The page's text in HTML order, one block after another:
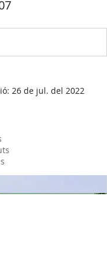
26 de jul. del 2022